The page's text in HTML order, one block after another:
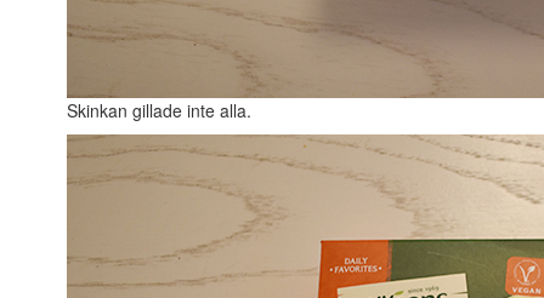
Skinkan gillade inte alla.